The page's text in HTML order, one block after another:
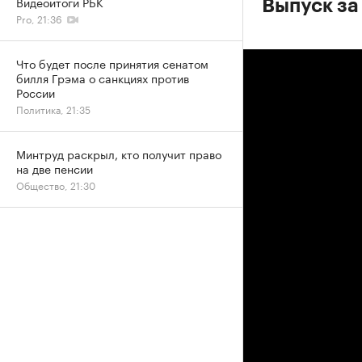
Выпуск
Pro, 21:36
Что будет после принятия сенатом
билля Грэма о санкциях против
России
Политика, 21:35
Минтруд раскрыл, кто получит право
на две пенсии
Общество, 21:30